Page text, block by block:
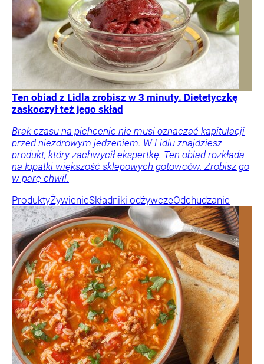
Ten obiad z Lidla zrobisz w 3 minuty. Dietetyczkę
zaskoczył też jego skład
Brak czasu na pichcenie nie musi oznaczać kapitulacji
przed niezdrowym jedzeniem. W Lidlu znajdziesz
produkt, który zachwycił ekspertkę. Ten obiad rozkłada
na łopatki większość sklepowych gotowców. Zrobisz go
w parę chwil.
ProduktyŻywienieSkładniki odżywczeOdchudzanie